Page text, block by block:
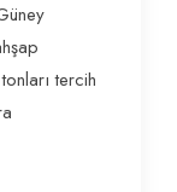
tercih